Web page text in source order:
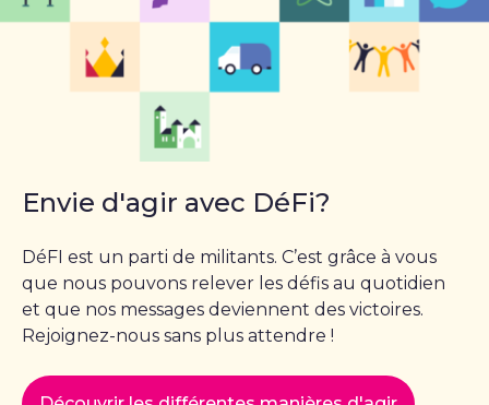
Envie d'agir avec DéFi?
DéFI est un parti de militants. C’est grâce à vous
que nous pouvons relever les défis au quotidien
et que nos messages deviennent des victoires.
Rejoignez-nous sans plus attendre !